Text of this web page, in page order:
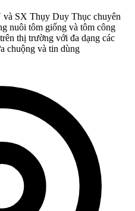
SX Thụy Duy Thục chuyên
nuôi tôm giống và tôm công
thị trường với đa dạng các
chuộng và tin dùng